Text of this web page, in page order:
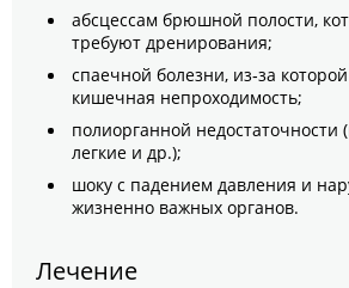
абсцессам брюшной полости,
требуют дренирования;
спаечной болезни, из‑за
кишечная непроходимость;
полиорганной недостаточности
легкие и др.);
шоку с падением давления и
жизненно важных органов.
Лечение